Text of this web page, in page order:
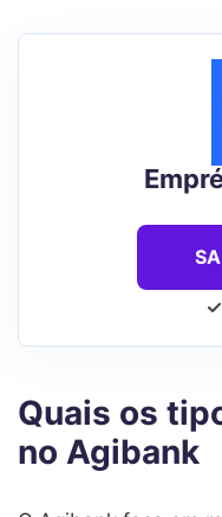
Quais os
no Agibank